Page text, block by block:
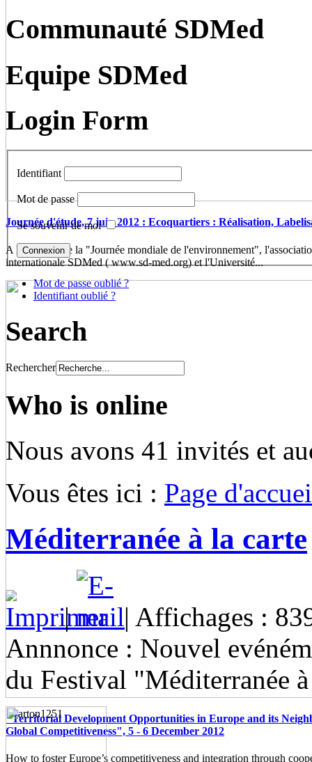
Journée d'étude, 7 juin 2012 : Ecoquartiers : Réalisation,
A l'occasion de la "Journée mondiale de l'environnement",
internationale SDMed ( www.sd-med.org) et l'Université...
"Territorial Development Opportunities in Europe and its
Global Competitiveness", 5 - 6 December 2012
How to foster Europe’s competitiveness and integration through
Communauté SDMed
Equipe SDMed
Login Form
Identifiant
Mot de passe
Se souvenir de moi
Mot de passe oublié ?
Identifiant oublié ?
Search
Rechercher
Who is online
Nous avons 41 invités et
Vous êtes ici : Page
Méditerranée à la carte
|
| Affichages :
Annnonce : Nouvel
du Festival "Méditerranée